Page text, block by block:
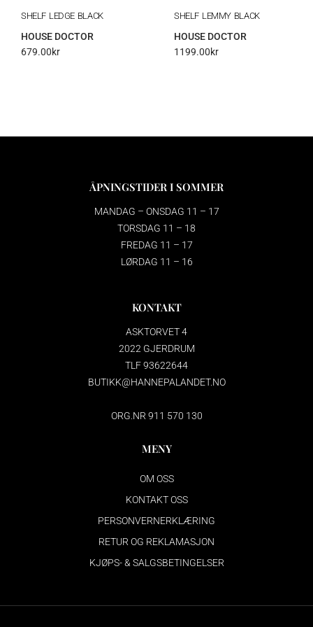
SHELF LEDGE BLACK
HOUSE DOCTOR
679.00kr
SHELF LEMMY BLACK
HOUSE DOCTOR
1199.00kr
ÅPNINGSTIDER I SOMMER
MANDAG – ONSDAG 11 – 17
TORSDAG 11 – 18
FREDAG 11 – 17
LØRDAG 11 – 16
KONTAKT
ASKTORVET 4
2022 GJERDRUM
TLF 93622644
BUTIKK@HANNEPALANDET.NO
ORG.NR 911 570 130
MENY
OM OSS
KONTAKT OSS
PERSONVERNERKLÆRING
RETUR OG REKLAMASJON
KJØPS- & SALGSBETINGELSER